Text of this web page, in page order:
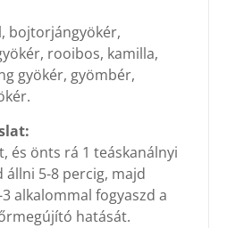
bojtorjángyökér,
rooibos, kamilla,
gyökér, gyömbér,
és önts rá 1 teáskanálnyi
állni 5-8 percig, majd
alkalommal fogyaszd a
hatását.